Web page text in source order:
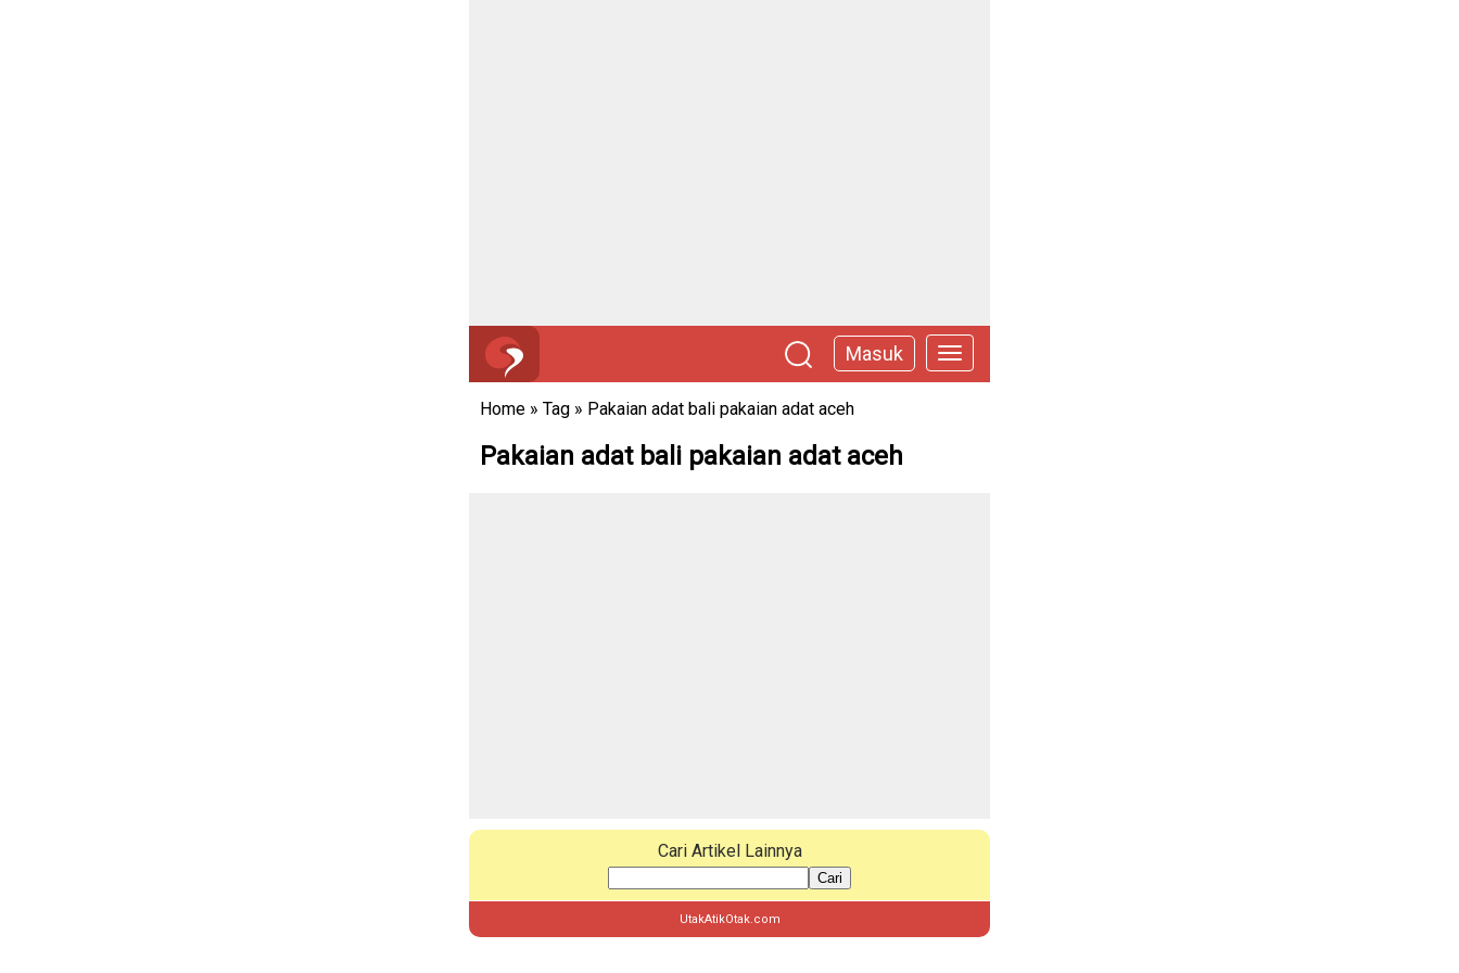
Masuk
Home » Tag » Pakaian adat bali pakaian adat aceh
Pakaian adat bali pakaian adat aceh
Cari Artikel Lainnya
Cari
UtakAtikOtak.com